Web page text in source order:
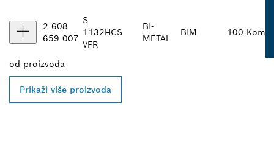
2 608
659 007
S
1132
VFR
HCS
BI-
METAL
BIM 100 Kom
od proizvoda
Prikaži više proizvoda